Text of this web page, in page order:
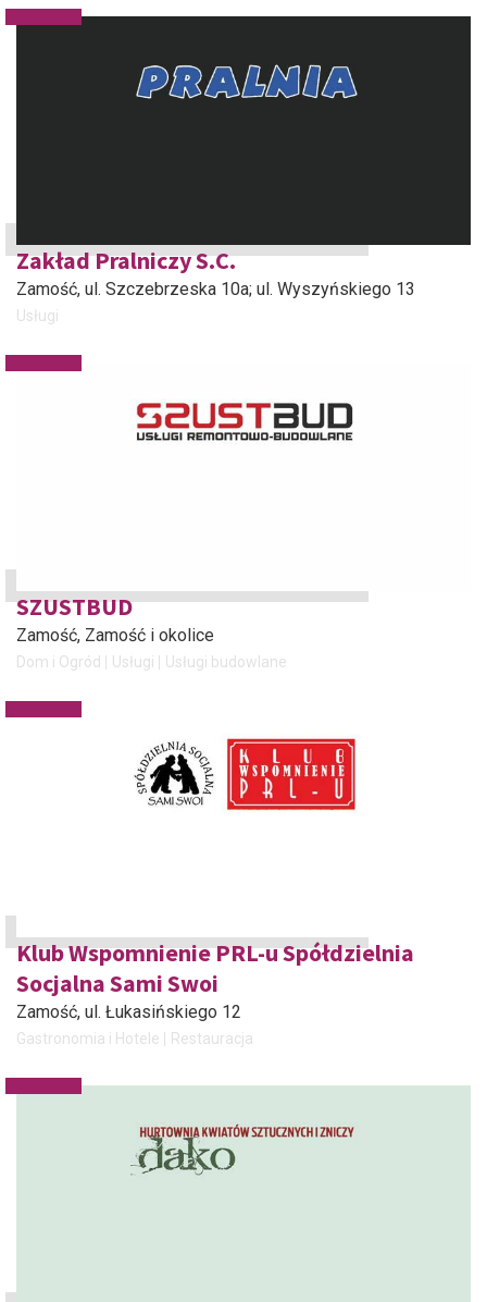
Zakład Pralniczy S.C.
Zamość, ul. Szczebrzeska 10a; ul. Wyszyńskiego 13
Usługi
SZUSTBUD
Zamość, Zamość i okolice
Dom i Ogród Usługi Usługi budowlane
Klub Wspomnienie PRL-u Spółdzielnia
Socjalna Sami Swoi
Zamość, ul. Łukasińskiego 12
Gastronomia i Hotele Restauracja